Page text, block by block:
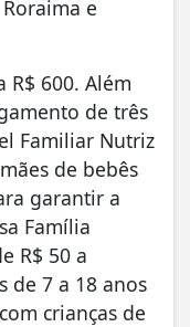
e
600. Além
de três
Familiar Nutriz
de bebês
garantir a
Família
R$ 50 a
de 7 a 18 anos
crianças de